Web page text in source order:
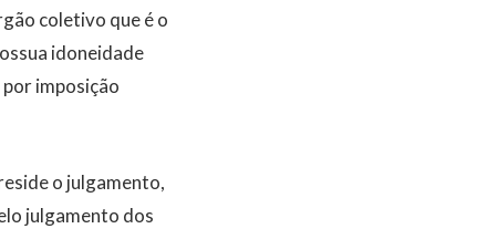
coletivo que é o
idoneidade
imposição
o julgamento,
julgamento dos